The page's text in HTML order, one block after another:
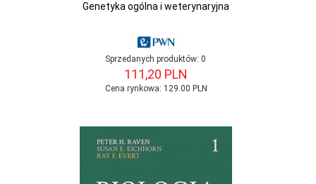
Genetyka ogólna i weterynaryjna
Sprzedanych produktów: 0
111,20 PLN
Cena rynkowa: 129.00 PLN